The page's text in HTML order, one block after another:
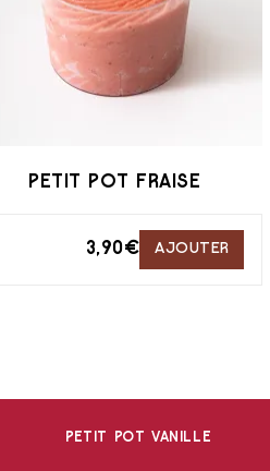
PETIT POT FRAISE
3,90€ AJOUTER
PETIT POT VANILLE